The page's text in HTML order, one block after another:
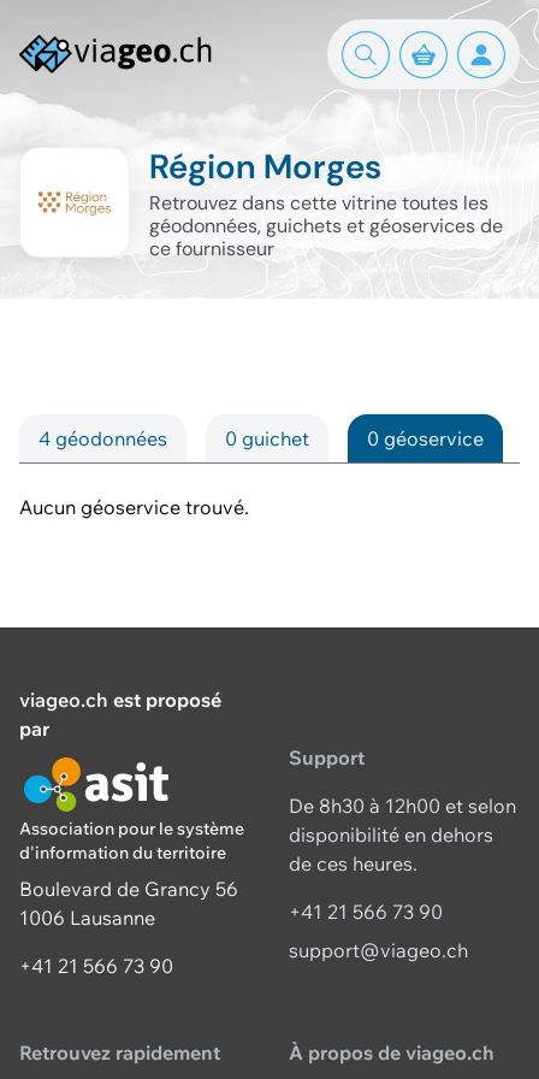
Région Morges
Retrouvez dans cette vitrine toutes les
géodonnées, guichets et géoservices de
ce fournisseur
4 géodonnées 0 guichet 0 géoservice
Aucun géoservice trouvé.
viageo.ch est proposé
par
Association pour le système
d'information du territoire
Boulevard de Grancy 56
1006 Lausanne
+41 21 566 73 90
Support
De 8h30 à 12h00 et selon
disponibilité en dehors
de ces heures.
+41 21 566 73 90
support@viageo.ch
Retrouvez rapidement À propos de viageo.ch